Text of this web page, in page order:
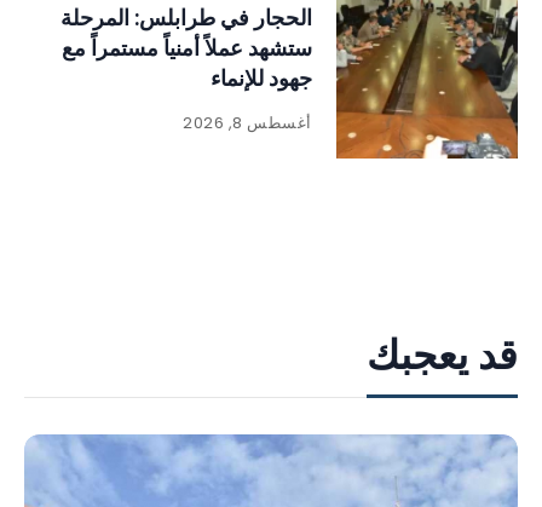
الحجار في طرابلس: المرحلة
ستشهد عملاً أمنياً مستمراً مع
جهود للإنماء
أغسطس 8, 2026
قد يعجبك